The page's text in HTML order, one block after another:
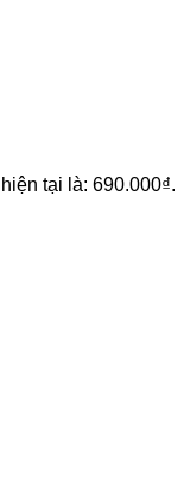
tại là: 690.000₫.